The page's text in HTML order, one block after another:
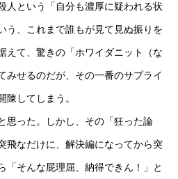
という「自分も濃厚に疑われる状
う、これまで誰もが見て見ぬ振りを
えて、驚きの「ホワイダニット（な
みせるのだが、その一番のサプライ
陳してしまう。
思った。しかし、その「狂った論
飛なだけに、解決編になってから突
「そんな屁理屈、納得できん！」と